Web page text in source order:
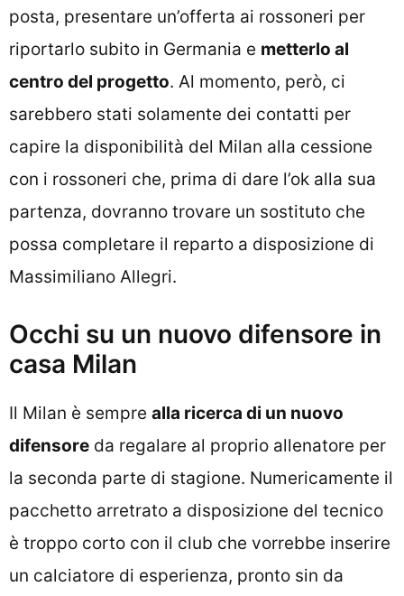
posta, presentare un’offerta ai rossoneri per
riportarlo subito in Germania e metterlo al
centro del progetto. Al momento, però, ci
sarebbero stati solamente dei contatti per
capire la disponibilità del Milan alla cessione
con i rossoneri che, prima di dare l’ok alla sua
partenza, dovranno trovare un sostituto che
possa completare il reparto a disposizione di
Massimiliano Allegri.
Occhi su un nuovo difensore in
casa Milan
Il Milan è sempre alla ricerca di un nuovo
difensore da regalare al proprio allenatore per
la seconda parte di stagione. Numericamente il
pacchetto arretrato a disposizione del tecnico
è troppo corto con il club che vorrebbe inserire
un calciatore di esperienza, pronto sin da